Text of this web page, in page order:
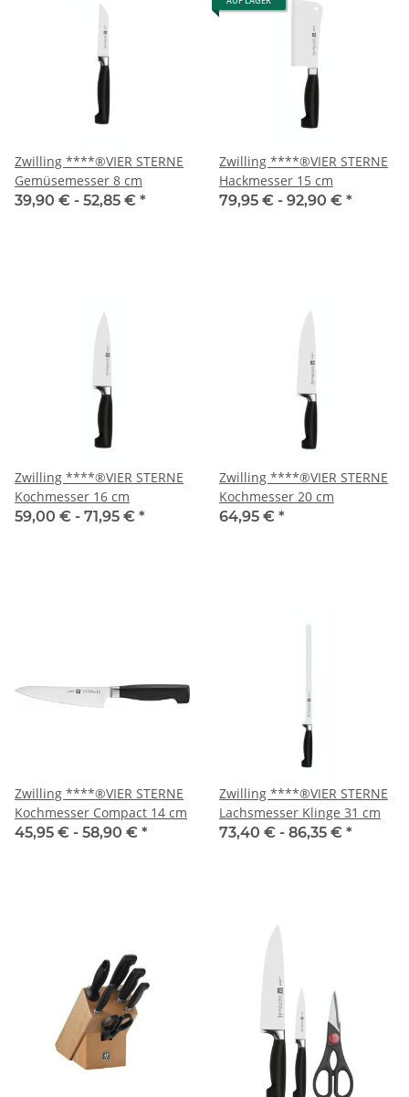
Zwilling ****®VIER STERNE
Gemüsemesser 8 cm
39,90 € - 52,85 € *
Zwilling ****®VIER STERNE
Hackmesser 15 cm
79,95 € - 92,90 € *
Zwilling ****®VIER STERNE
Kochmesser 16 cm
59,00 € - 71,95 € *
Zwilling ****®VIER STERNE
Kochmesser 20 cm
64,95 € *
Zwilling ****®VIER STERNE
Kochmesser Compact 14 cm
45,95 € - 58,90 € *
Zwilling ****®VIER STERNE
Lachsmesser Klinge 31 cm
73,40 € - 86,35 € *